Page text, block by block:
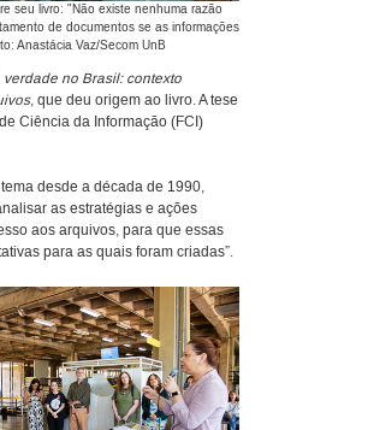
seu livro: "Não existe nenhuma razão
de documentos se as informações
Anastácia Vaz/Secom UnB
no Brasil: contexto
, que deu origem ao livro. A tese
Ciência da Informação (FCI)
desde a década de 1990,
as estratégias e ações
aos arquivos, para que essas
para as quais foram criadas”.